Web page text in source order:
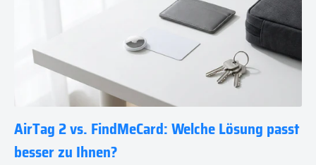
AirTag 2 vs. FindMeCard: Welche Lösung passt
besser zu Ihnen?